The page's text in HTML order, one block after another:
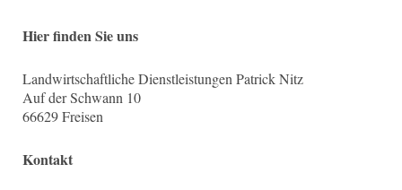
Hier finden Sie uns
Landwirtschaftliche Dienstleistungen Patrick Nitz
Auf der Schwann 10
66629 Freisen
Kontakt